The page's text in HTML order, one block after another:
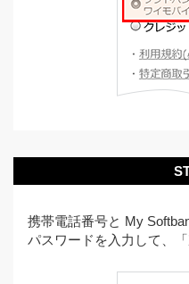
携帯電話番号と My
パスワードを入力して、「